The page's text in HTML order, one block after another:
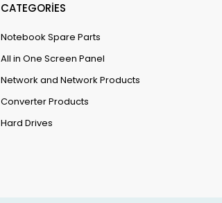
CATEGORİES
Notebook Spare Parts
All in One Screen Panel
Network and Network Products
Converter Products
Hard Drives